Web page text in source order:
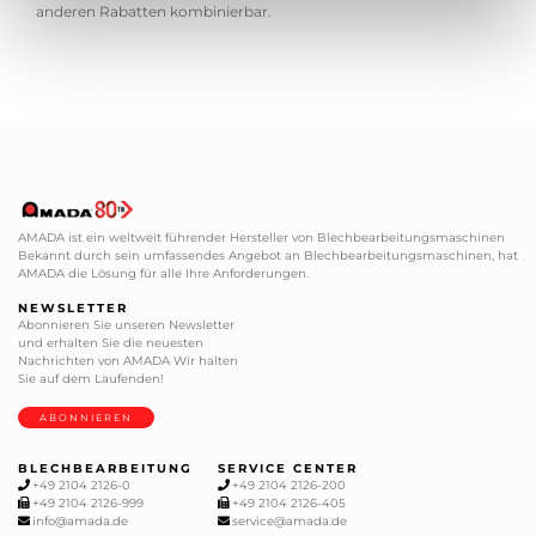
anderen Rabatten kombinierbar.
AMADA ist ein weltweit führender Hersteller von Blechbearbeitungsmaschinen
Bekannt durch sein umfassendes Angebot an Blechbearbeitungsmaschinen, hat
AMADA die Lösung für alle Ihre Anforderungen.
NEWSLETTER
Abonnieren Sie unseren Newsletter
und erhalten Sie die neuesten
Nachrichten von AMADA Wir halten
Sie auf dem Laufenden!
ABONNIEREN
BLECHBEARBEITUNG
+49 2104 2126-0
+49 2104 2126-999
info@amada.de
SERVICE CENTER
+49 2104 2126-200
+49 2104 2126-405
service@amada.de